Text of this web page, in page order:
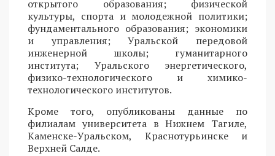
открытого образования; физической
культуры, спорта и молодежной политики;
фундаментального образования; экономики
и управления; Уральской передовой
инженерной школы; гуманитарного
института; Уральского энергетического,
физико-технологического и химико-
технологического институтов.
Кроме того, опубликованы данные по
филиалам университета в Нижнем Тагиле,
Каменске-Уральском, Краснотурьинске и
Верхней Салде.